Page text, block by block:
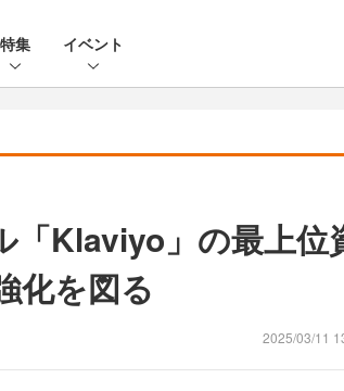
特集 イベント
「Klaviyo」の最上位
化を図る
2025/03/11